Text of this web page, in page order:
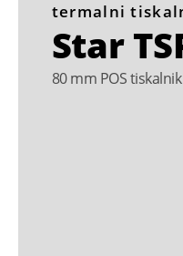
termalni
Star
80 mm POS